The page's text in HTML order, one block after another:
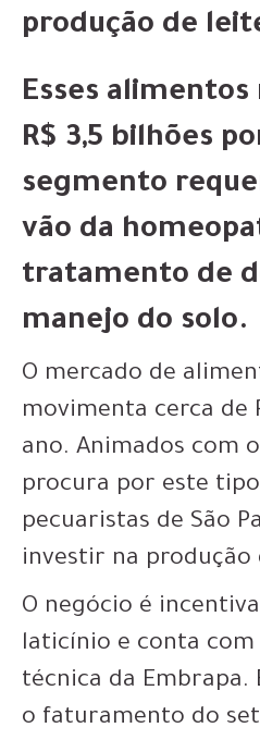
produção de
Esses
R$ 3,5 bilhões
segmento
vão da
tratamento de
manejo do solo.
O mercado de
movimenta cerca de
ano. Animados com
procura por este
pecuaristas de São
investir na produção
O negócio é
laticínio e conta
técnica da Embrapa.
o faturamento do